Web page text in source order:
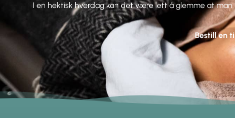
I en hektisk hverdag kan det være lett å glemme at
Bestill en